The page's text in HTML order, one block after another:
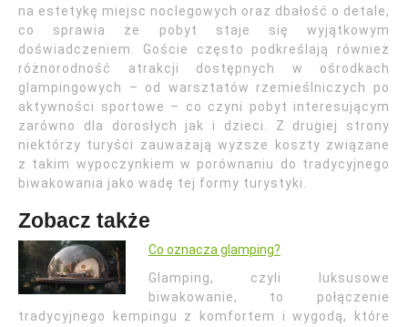
na estetykę miejsc noclegowych oraz dbałość o detale,
co sprawia że pobyt staje się wyjątkowym
doświadczeniem. Goście często podkreślają również
różnorodność atrakcji dostępnych w ośrodkach
glampingowych – od warsztatów rzemieślniczych po
aktywności sportowe – co czyni pobyt interesującym
zarówno dla dorosłych jak i dzieci. Z drugiej strony
niektórzy turyści zauważają wyższe koszty związane
z takim wypoczynkiem w porównaniu do tradycyjnego
biwakowania jako wadę tej formy turystyki.
Zobacz także
Co oznacza glamping?
Glamping, czyli luksusowe
biwakowanie, to połączenie
tradycyjnego kempingu z komfortem i wygodą, które